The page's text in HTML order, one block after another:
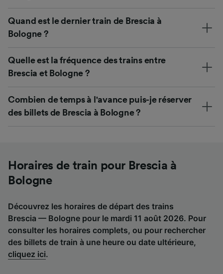
Quand est le dernier train de Brescia à
Bologne ?
Quelle est la fréquence des trains entre
Brescia et Bologne ?
Combien de temps à l'avance puis-je réserver
des billets de Brescia à Bologne ?
Horaires de train pour Brescia à
Bologne
Découvrez les horaires de départ des trains
Brescia — Bologne pour le mardi 11 août 2026. Pour
consulter les horaires complets, ou pour rechercher
des billets de train à une heure ou date ultérieure,
cliquez ici.